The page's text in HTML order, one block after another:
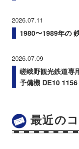
2026.07.11
1980〜1989年の
2026.07.09
嵯峨野観光鉄道専
予備機 DE10 1156
最近の